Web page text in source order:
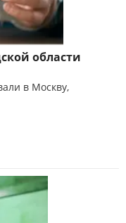
области
в Москву,